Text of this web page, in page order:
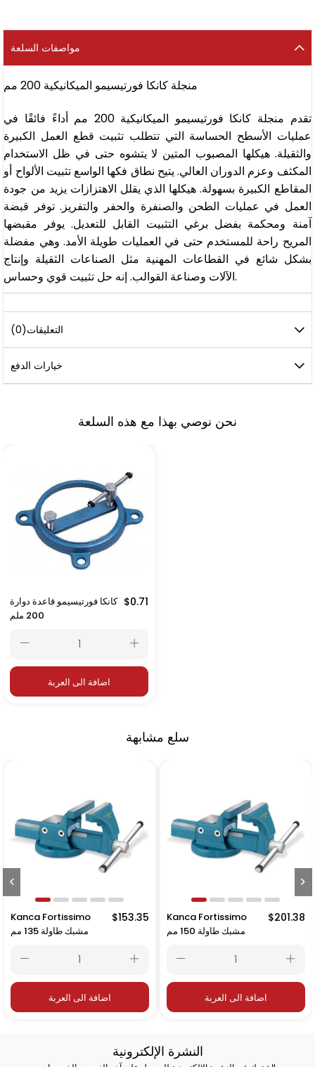
مواصفات السلعة
منجلة كانكا فورتيسيمو الميكانيكية 200 مم
تقدم منجلة كانكا فورتيسيمو الميكانيكية 200 مم أداءً فائقًا في
عمليات الأسطح الحساسة التي تتطلب تثبيت قطع العمل الكبيرة
والثقيلة. هيكلها المصبوب المتين لا يتشوه حتى في ظل الاستخدام
المكثف وعزم الدوران العالي. يتيح نطاق فكها الواسع تثبيت الألواح أو
المقاطع الكبيرة بسهولة. هيكلها الذي يقلل الاهتزازات يزيد من جودة
العمل في عمليات الطحن والصنفرة والحفر والتفريز. توفر قبضة
آمنة ومحكمة بفضل برغي التثبيت القابل للتعديل. يوفر مقبضها
المريح راحة للمستخدم حتى في العمليات طويلة الأمد. وهي مفضلة
بشكل شائع في القطاعات المهنية مثل الصناعات الثقيلة وإنتاج
الآلات وصناعة القوالب. إنه حل تثبيت قوي وحساس.
التعليقات(0)
خيارات الدفع
نحن نوصي بهذا مع هذه السلعة
كانكا فورتيسيمو قاعدة دوارة
200 ملم
$0.71
اضافة الى العربة
سلع مشابهة
Kanca Fortissimo
مشبك طاولة 135 مم
$153.35
اضافة الى العربة
Kanca Fortissimo
مشبك طاولة 150 مم
$201.38
اضافة الى العربة
النشرة الإلكترونية